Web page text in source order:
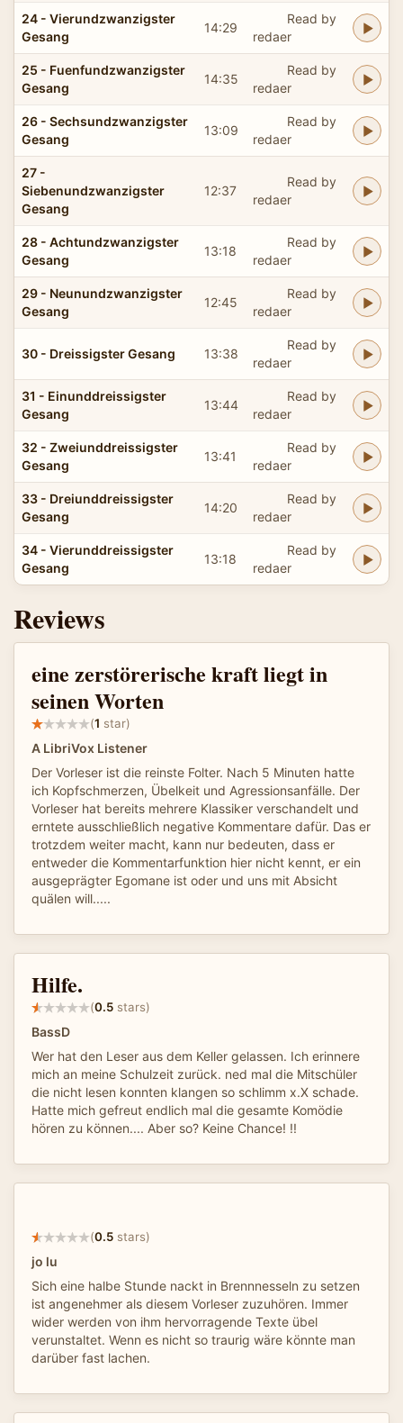
24 - Vierundzwanzigster
Gesang
14:29
Read by
redaer
25 - Fuenfundzwanzigster
Gesang
14:35
Read by
redaer
26 - Sechsundzwanzigster
Gesang
13:09
Read by
redaer
27 -
Siebenundzwanzigster
Gesang
12:37
Read by
redaer
28 - Achtundzwanzigster
Gesang
13:18
Read by
redaer
29 - Neunundzwanzigster
Gesang
12:45
Read by
redaer
30 - Dreissigster Gesang 13:38
Read by
redaer
31 - Einunddreissigster
Gesang
13:44
Read by
redaer
32 - Zweiunddreissigster
Gesang
13:41
Read by
redaer
33 - Dreiunddreissigster
Gesang
14:20
Read by
redaer
34 - Vierunddreissigster
Gesang
13:18
Read by
redaer
Reviews
eine zerstörerische kraft liegt in
seinen Worten
(1 star)
A LibriVox Listener
Der Vorleser ist die reinste Folter. Nach 5 Minuten hatte
ich Kopfschmerzen, Übelkeit und Agressionsanfälle. Der
Vorleser hat bereits mehrere Klassiker verschandelt und
erntete ausschließlich negative Kommentare dafür. Das er
trotzdem weiter macht, kann nur bedeuten, dass er
entweder die Kommentarfunktion hier nicht kennt, er ein
ausgeprägter Egomane ist oder und uns mit Absicht
quälen will.....
Hilfe.
(0.5 stars)
BassD
Wer hat den Leser aus dem Keller gelassen. Ich erinnere
mich an meine Schulzeit zurück. ned mal die Mitschüler
die nicht lesen konnten klangen so schlimm x.X schade.
Hatte mich gefreut endlich mal die gesamte Komödie
hören zu können.... Aber so? Keine Chance! !!
(0.5 stars)
jo lu
Sich eine halbe Stunde nackt in Brennnesseln zu setzen
ist angenehmer als diesem Vorleser zuzuhören. Immer
wider werden von ihm hervorragende Texte übel
verunstaltet. Wenn es nicht so traurig wäre könnte man
darüber fast lachen.